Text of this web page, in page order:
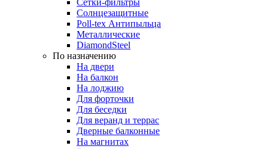
Сетки-фильтры
Солнцезащитные
Poll-tex Антипыльца
Металлические
DiamondSteel
По назначению
На двери
На балкон
На лоджию
Для форточки
Для беседки
Для веранд и террас
Дверные балконные
На магнитах